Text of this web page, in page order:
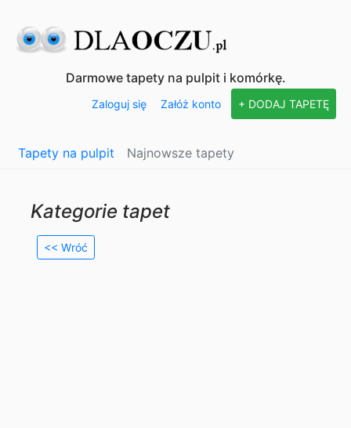
Darmowe tapety na pulpit i komórkę.
Zaloguj się Załóż konto + DODAJ TAPETĘ
Tapety na pulpit Najnowsze tapety
Kategorie tapet
<< Wróć